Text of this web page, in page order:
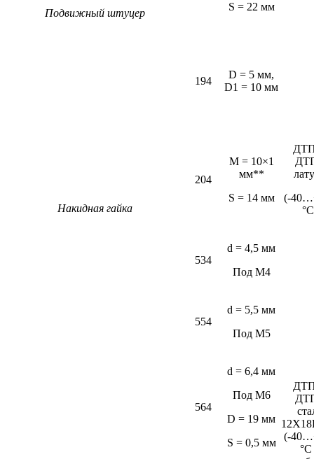
Подвижный штуцер
S = 22 мм
194
D = 5 мм,
D1 = 10 мм
Накидная гайка
204
M = 10×1
мм**
S = 14 мм
(-
534
d = 4,5 мм
Под М4
(-
°C
554
d = 5,5 мм
Под М5
564
d = 6,4 мм
Под М6
D = 19 мм
S = 0,5 мм